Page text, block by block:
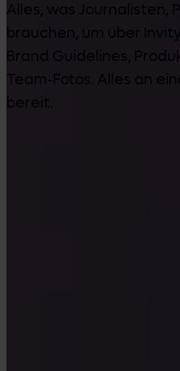
Alles, was Journalisten,
brauchen, um über
Brand Guidelines,
Team-Fotos. Alles an
bereit.